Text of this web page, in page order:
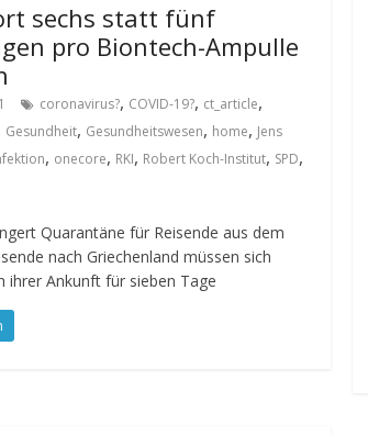
sechs statt fünf
pro Biontech-Ampulle
coronavirus?, COVID-19?, ct_article,
Gesundheit, Gesundheitswesen, home, Jens
, onecore, RKI, Robert Koch-Institut, SPD,
Quarantäne für Reisende aus dem
nach Griechenland müssen sich
ihrer Ankunft für sieben Tage